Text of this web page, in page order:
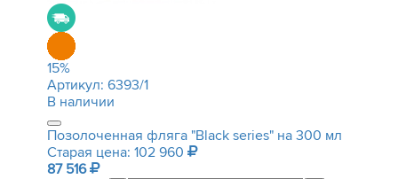
15%
Артикул: 6393/1
В наличии
Позолоченная фляга "Black series" на 300 мл
Старая цена: 102 960
87 516